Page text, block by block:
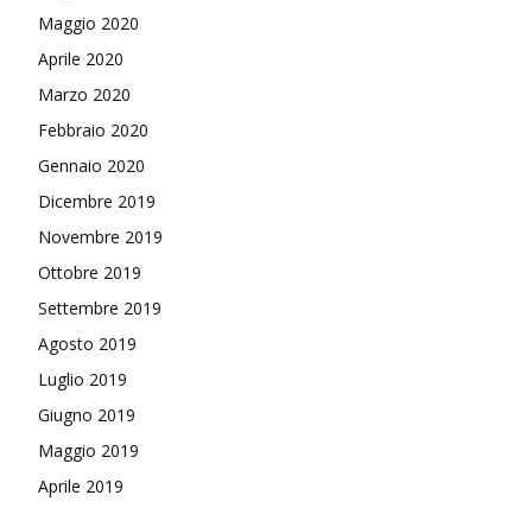
Maggio 2020
Aprile 2020
Marzo 2020
Febbraio 2020
Gennaio 2020
Dicembre 2019
Novembre 2019
Ottobre 2019
Settembre 2019
Agosto 2019
Luglio 2019
Giugno 2019
Maggio 2019
Aprile 2019